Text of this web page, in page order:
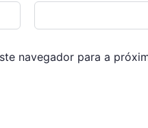
navegador para a